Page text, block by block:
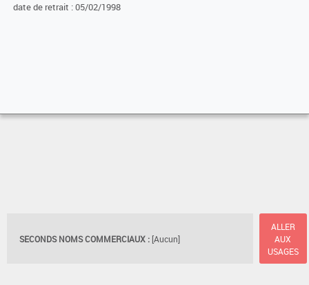
date de retrait : 05/02/1998
SECONDS NOMS COMMERCIAUX : [Aucun]
ALLER
AUX
USAGES